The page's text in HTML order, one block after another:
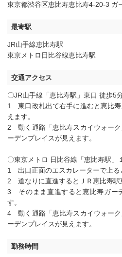
東京都渋谷区恵比寿恵比寿4-20-3 ガ
最寄駅
JR山手線恵比寿駅
東京メトロ日比谷線恵比寿駅
交通アクセス
〇JR山手線「恵比寿駅」東口 徒歩5
1 東口改札出て右手に進むと恵比
えます。
2 動く通路「恵比寿スカイウォー
ーデンプレイスが見えます。
〇東京メトロ 日比谷線「恵比寿駅」
1 出口正面のエスカレーターで上る
2 道なりに直進するとＪＲ恵比寿駅
3 そのまま直進すると恵比寿ガー
す。
4 動く通路「恵比寿スカイウォー
ーデンプレイスが見えます。
勤務時間